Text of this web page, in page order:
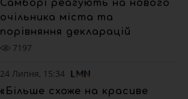
Самборі реагують на нового
очільника міста та
порівняння декларацій
7197
24 Липня, 15:34
«Більше схоже на красиве